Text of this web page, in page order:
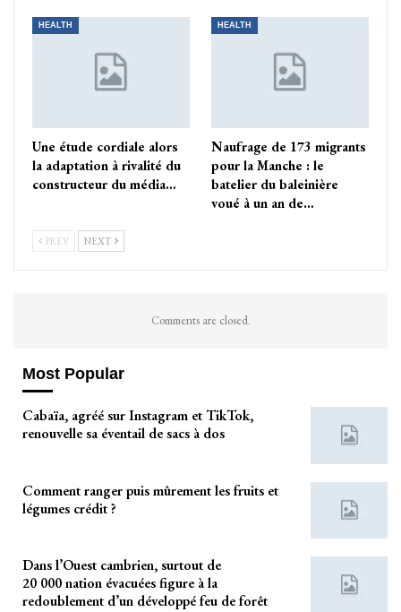
HEALTH
Une étude cordiale alors
la adaptation à rivalité du
constructeur du média…
HEALTH
Naufrage de 173 migrants
pour la Manche : le
batelier du baleinière
voué à un an de…
PREV NEXT
Comments are closed.
Most Popular
Cabaïa, agréé sur Instagram et TikTok,
renouvelle sa éventail de sacs à dos
Comment ranger puis mûrement les fruits et
légumes crédit ?
Dans l’Ouest cambrien, surtout de
20 000 nation évacuées figure à la
redoublement d’un développé feu de forêt